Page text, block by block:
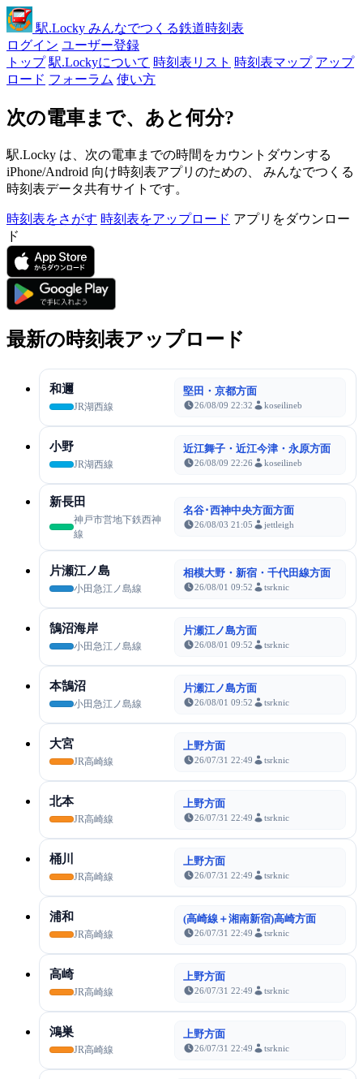
駅.Locky みんなでつくる鉄道時刻表
ログイン ユーザー登録
トップ 駅.Lockyについて 時刻表リスト 時刻表マップ アップ
ロード フォーラム 使い方
次の電車まで、あと何分?
駅.Locky は、次の電車までの時間をカウントダウンする
iPhone/Android 向け時刻表アプリのための、 みんなでつくる
時刻表データ共有サイトです。
時刻表をさがす 時刻表をアップロード アプリをダウンロー
ド
最新の時刻表アップロード
和邇
JR湖西線
堅田・京都方面
26/08/09 22:32 koseilineb
小野
JR湖西線
近江舞子・近江今津・永原方面
26/08/09 22:26 koseilineb
新長田
神戸市営地下鉄西神
線
名谷･西神中央方面方面
26/08/03 21:05 jettleigh
片瀬江ノ島
小田急江ノ島線
相模大野・新宿・千代田線方面
26/08/01 09:52 tsrknic
鵠沼海岸
小田急江ノ島線
片瀬江ノ島方面
26/08/01 09:52 tsrknic
本鵠沼
小田急江ノ島線
片瀬江ノ島方面
26/08/01 09:52 tsrknic
大宮
JR高崎線
上野方面
26/07/31 22:49 tsrknic
北本
JR高崎線
上野方面
26/07/31 22:49 tsrknic
桶川
JR高崎線
上野方面
26/07/31 22:49 tsrknic
浦和
JR高崎線
(高崎線＋湘南新宿)高崎方面
26/07/31 22:49 tsrknic
高崎
JR高崎線
上野方面
26/07/31 22:49 tsrknic
鴻巣
JR高崎線
上野方面
26/07/31 22:49 tsrknic